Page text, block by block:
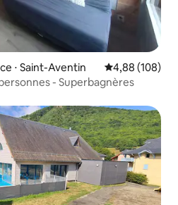
⋅ Saint-Aventin Évaluation
4,88 (108)
- Superbagnères